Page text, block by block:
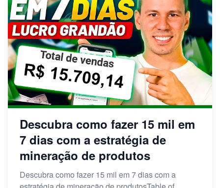
Descubra como fazer 15 mil em
7 dias com a estratégia de
mineração de produtos
Descubra como fazer 15 mil em 7 dias com a